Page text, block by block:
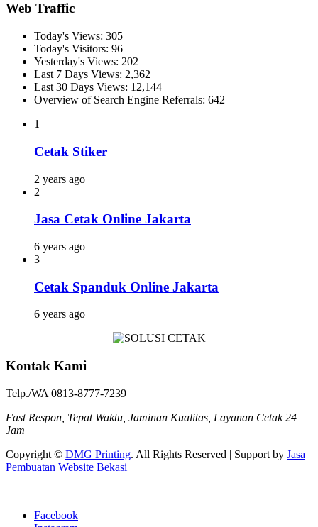
Web Traffic
Today's Views: 305
Today's Visitors: 96
Yesterday's Views: 202
Last 7 Days Views: 2,362
Last 30 Days Views: 12,144
Overview of Search Engine Referrals: 642
1
Cetak Stiker
2 years ago
2
Jasa Cetak Online Jakarta
6 years ago
3
Cetak Spanduk Online Jakarta
6 years ago
Kontak Kami
Telp./WA 0813-8777-7239
Fast Respon, Tepat Waktu, Jaminan Kualitas, Layanan Cetak 24
Jam
Copyright © DMG Printing. All Rights Reserved | Support by Jasa
Pembuatan Website Bekasi
Facebook